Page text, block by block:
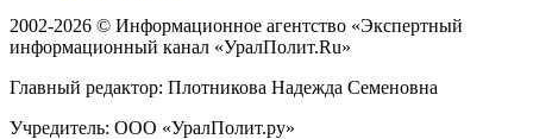
2002-2026 © Информационное агентство «Экспертный
информационный канал «УралПолит.Ru»
Главный редактор: Плотникова Надежда Семеновна
Учредитель: ООО «УралПолит.ру»